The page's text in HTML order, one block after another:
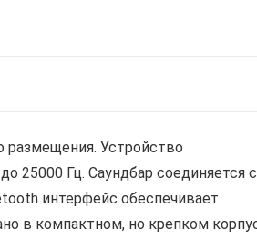
Устройство
25000 Гц. Саундбар соединяется с
интерфейс обеспечивает
в компактном, но крепком